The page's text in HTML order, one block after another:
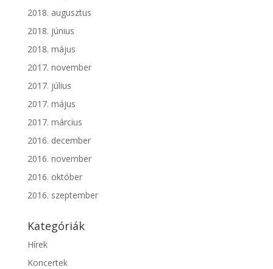
2018. augusztus
2018. június
2018. május
2017. november
2017. július
2017. május
2017. március
2016. december
2016. november
2016. október
2016. szeptember
Kategóriák
Hírek
Koncertek